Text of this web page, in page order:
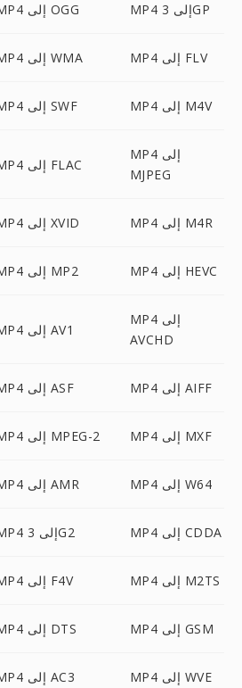
MP4 إلى OGG MP4 إلى 3GP
MP4 إلى WMA MP4 إلى FLV
MP4 إلى SWF MP4 إلى M4V
MP4 إلى FLAC
MP4 إلى
MJPEG
MP4 إلى XVID MP4 إلى M4R
MP4 إلى MP2 MP4 إلى HEVC
MP4 إلى AV1
MP4 إلى
AVCHD
MP4 إلى ASF MP4 إلى AIFF
MP4 إلى MPEG-2 MP4 إلى MXF
MP4 إلى AMR MP4 إلى W64
MP4 إلى 3G2 MP4 إلى CDDA
MP4 إلى F4V MP4 إلى M2TS
MP4 إلى DTS MP4 إلى GSM
MP4 إلى AC3 MP4 إلى WVE